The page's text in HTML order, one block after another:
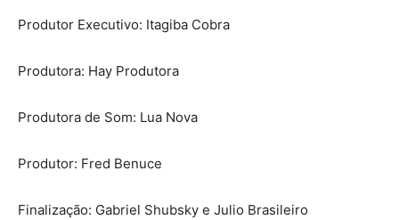
Produtor Executivo: Itagiba Cobra
Produtora: Hay Produtora
Produtora de Som: Lua Nova
Produtor: Fred Benuce
Finalização: Gabriel Shubsky e Julio Brasileiro